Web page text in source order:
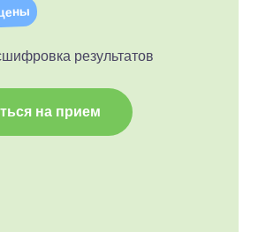
результатов
на прием